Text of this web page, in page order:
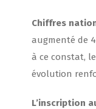
Chiffres
augmenté de
à ce constat,
évolution
L’inscription